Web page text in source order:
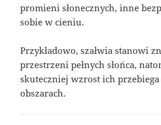
promieni słonecznych, inne
sobie w cieniu.
Przykładowo, szałwia stanowi
przestrzeni pełnych słońca,
skuteczniej wzrost ich
obszarach.